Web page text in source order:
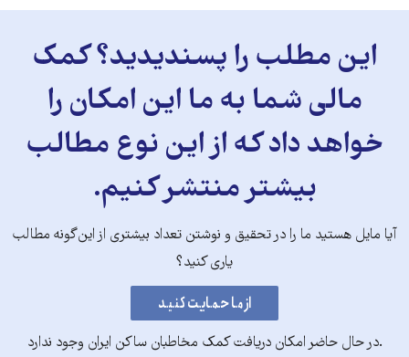
این مطلب را پسندیدید؟ کمک
مالی شما به ما این امکان را
خواهد داد که از این نوع مطالب
بیشتر منتشر کنیم.
آیا مایل هستید ما را در تحقیق و نوشتن تعداد بیشتری از این‌گونه مطالب
یاری کنید؟
.در حال حاضر امکان دریافت کمک مخاطبان ساکن ایران وجود ندارد